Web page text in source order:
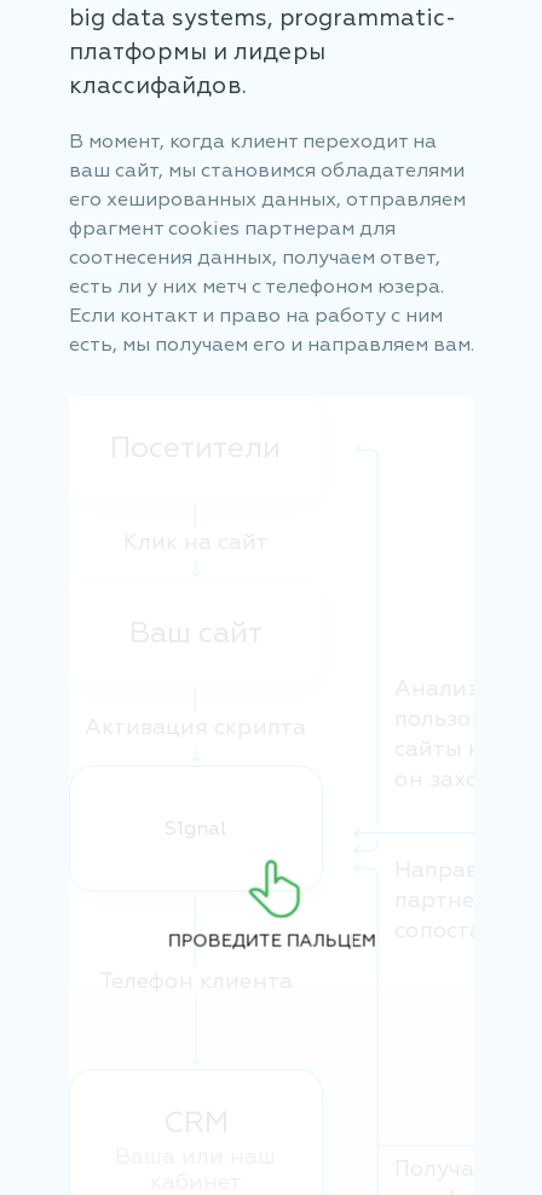
big data systems, programmatic-
платформы и лидеры
классифайдов.
В момент, когда клиент переходит на
ваш сайт, мы становимся обладателями
его хешированных данных, отправляем
фрагмент cookies партнерам для
соотнесения данных, получаем ответ,
есть ли у них метч с телефоном юзера.
Если контакт и право на работу с ним
есть, мы получаем его и направляем вам.
S1gnal
ПРОВЕДИТЕ ПАЛЬЦЕМ